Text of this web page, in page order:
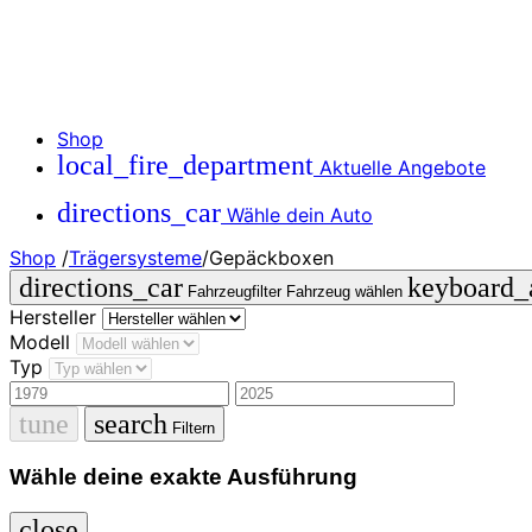
Shop
local_fire_department Aktuelle Angebote
directions_car Wähle dein Auto
Shop /Trägersysteme/Gepäckboxen
directions_car Fahrzeugfilter Fahrzeug wählen
Hersteller
Modell
Typ
tune search Filtern
Wähle deine exakte Ausführung